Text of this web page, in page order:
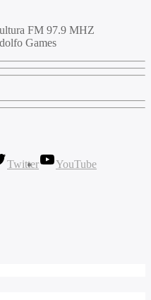
FM 97.9 MHZ
Games
Twitter
YouTube